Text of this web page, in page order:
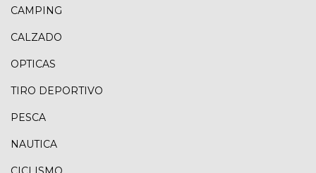
CAMPING
CALZADO
OPTICAS
TIRO DEPORTIVO
PESCA
NAUTICA